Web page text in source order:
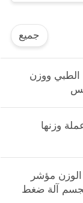
جميع
الطبي ووزن
وزنها
الوزن مؤشر
آلة ضغط